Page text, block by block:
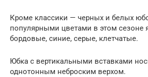
Кроме классики — черных и белых
популярными цветами в этом сезоне
бордовые, синие, серые, клетчатые.
Юбка с вертикальными вставками
однотонным неброским верхом.